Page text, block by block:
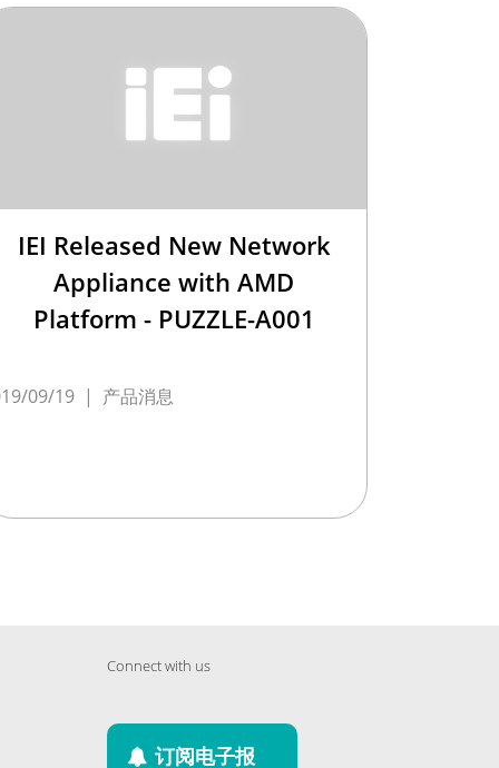
IEI Released New Network
Appliance with AMD
Platform - PUZZLE-A001
09/19 | 产品消息
Connect with us
订阅电子报